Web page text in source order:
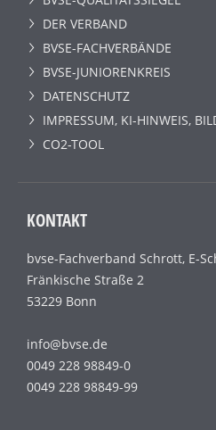
DER VERBAND
BVSE-FACHVERBÄNDE
BVSE-JUNIORENKREIS
DATENSCHUTZ
IMPRESSUM, KI-HINWEIS,
CO2-TOOL
KONTAKT
bvse-Fachverband Schrott, E-
Fränkische Straße 2
53229 Bonn
info@bvse.de
0049 228 98849-0
0049 228 98849-99